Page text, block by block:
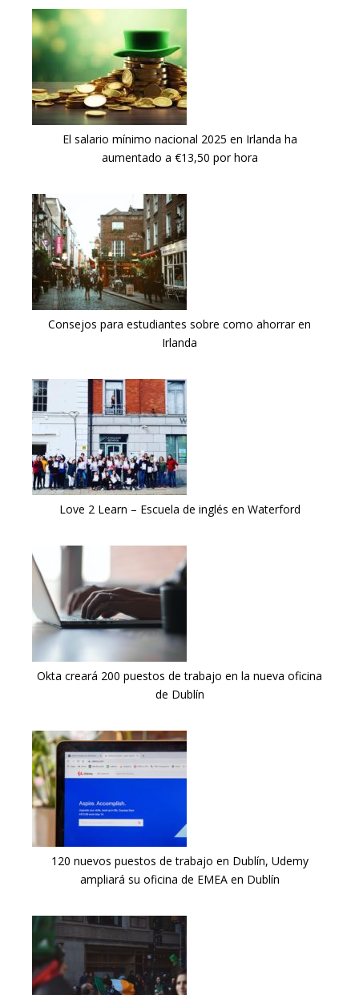
El salario mínimo nacional 2025 en Irlanda ha
aumentado a €13,50 por hora
Consejos para estudiantes sobre como ahorrar en
Irlanda
Love 2 Learn – Escuela de inglés en Waterford
Okta creará 200 puestos de trabajo en la nueva oficina
de Dublín
120 nuevos puestos de trabajo en Dublín, Udemy
ampliará su oficina de EMEA en Dublín